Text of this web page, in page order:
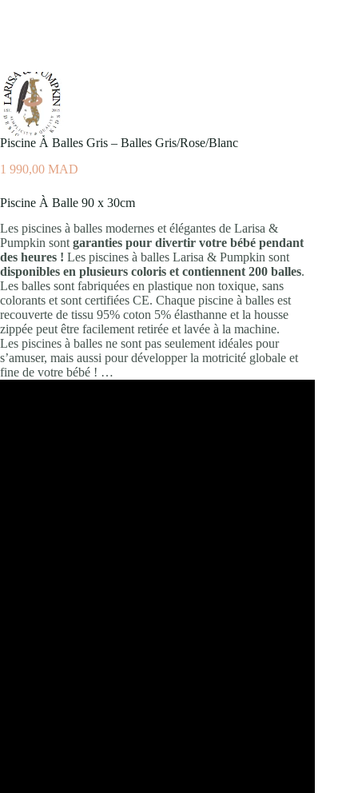
Piscine À Balles Gris – Balles Gris/Rose/Blanc
1 990,00 MAD
Piscine À Balle 90 x 30cm
Les piscines à balles modernes et élégantes de Larisa &
Pumpkin sontgaranties pour divertir votre bébé pendant
des heures ! Les piscines à balles Larisa & Pumpkin sont
disponibles en plusieurs coloris et contiennent 200 balles.
Les balles sont fabriquées en plastique non toxique, sans
colorants et sont certifiées CE. Chaque piscine à balles est
recouverte de tissu 95% coton 5% élasthanne et la housse
zippée peut être facilement retirée et lavée à la machine.
Les piscines à balles ne sont pas seulement idéales pour
s’amuser, mais aussi pour développer la motricité globale et
fine de votre bébé ! …